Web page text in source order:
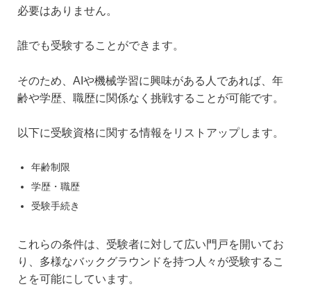
必要はありません。
誰でも受験することができます。
そのため、AIや機械学習に興味がある人であれば、年
齢や学歴、職歴に関係なく挑戦することが可能です。
以下に受験資格に関する情報をリストアップします。
年齢制限
学歴・職歴
受験手続き
これらの条件は、受験者に対して広い門戸を開いてお
り、多様なバックグラウンドを持つ人々が受験するこ
とを可能にしています。